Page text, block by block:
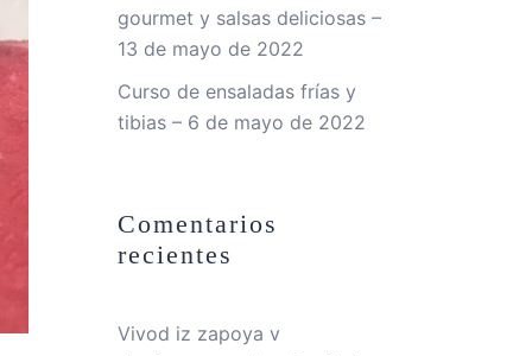
gourmet y salsas deliciosas –
13 de mayo de 2022
Curso de ensaladas frías y
tibias – 6 de mayo de 2022
Comentarios
recientes
Vivod iz zapoya v